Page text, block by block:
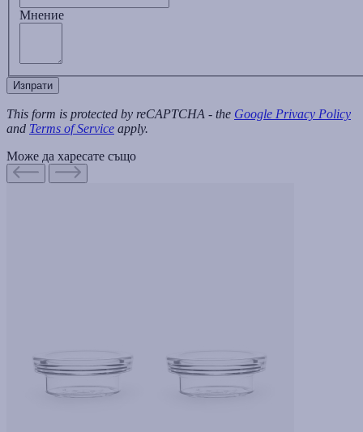
Мнение
Изпрати
This form is protected by reCAPTCHA - the Google Privacy Policy
and Terms of Service apply.
Може да харесате също